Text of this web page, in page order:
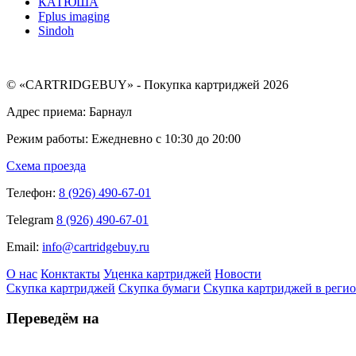
Fplus imaging
Sindoh
© «CARTRIDGEBUY» - Покупка картриджей 2026
Адрес приема: Барнаул
Режим работы: Ежедневно с 10:30 до 20:00
Схема проезда
Телефон: 8 (926) 490-67-01
Telegram 8 (926) 490-67-01
Email: info@cartridgebuy.ru
О нас Конктакты Уценка картриджей Новости
Скупка картриджей Скупка бумаги Скупка картриджей в
Переведём на